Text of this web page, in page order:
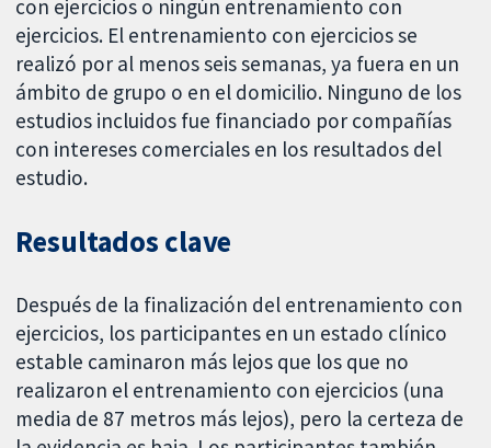
con ejercicios o ningún entrenamiento con
ejercicios. El entrenamiento con ejercicios se
realizó por al menos seis semanas, ya fuera en un
ámbito de grupo o en el domicilio. Ninguno de los
estudios incluidos fue financiado por compañías
con intereses comerciales en los resultados del
estudio.
Resultados clave
Después de la finalización del entrenamiento con
ejercicios, los participantes en un estado clínico
estable caminaron más lejos que los que no
realizaron el entrenamiento con ejercicios (una
media de 87 metros más lejos), pero la certeza de